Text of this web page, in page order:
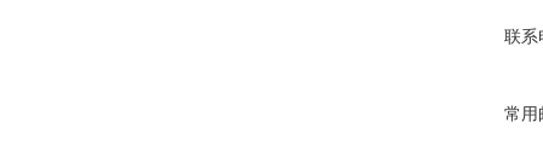
联系
常用